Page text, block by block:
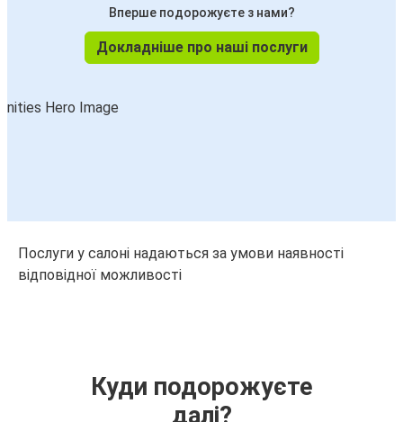
Вперше подорожуєте з нами?
Докладніше про наші послуги
Послуги у салоні надаються за умови наявності
відповідної можливості
Куди подорожуєте
далі?